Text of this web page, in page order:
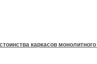
каркасов монолитного